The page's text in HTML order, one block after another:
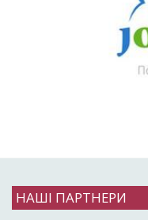
НАШІ ПАРТНЕРИ